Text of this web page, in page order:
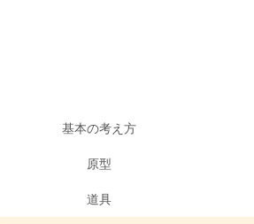
基本の考え方
原型
道具